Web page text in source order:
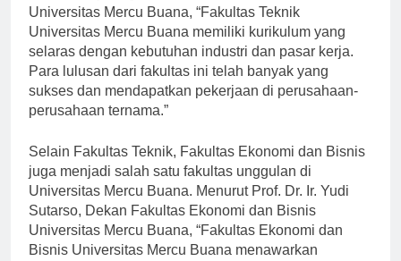
Universitas Mercu Buana, “Fakultas Teknik
Universitas Mercu Buana memiliki kurikulum yang
selaras dengan kebutuhan industri dan pasar kerja.
Para lulusan dari fakultas ini telah banyak yang
sukses dan mendapatkan pekerjaan di perusahaan-
perusahaan ternama.”
Selain Fakultas Teknik, Fakultas Ekonomi dan Bisnis
juga menjadi salah satu fakultas unggulan di
Universitas Mercu Buana. Menurut Prof. Dr. Ir. Yudi
Sutarso, Dekan Fakultas Ekonomi dan Bisnis
Universitas Mercu Buana, “Fakultas Ekonomi dan
Bisnis Universitas Mercu Buana menawarkan